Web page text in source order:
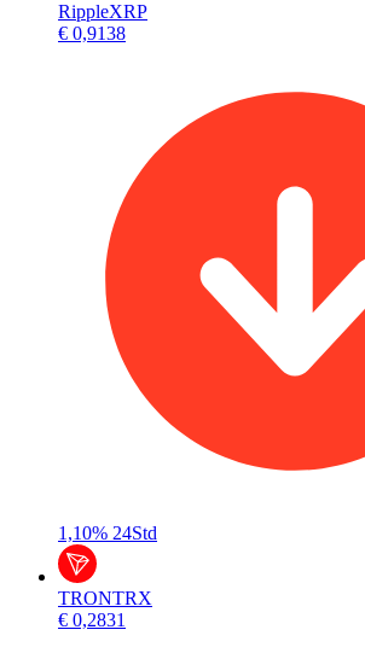
RippleXRP
€ 0,9138
1,10% 24Std
TRONTRX
€ 0,2831